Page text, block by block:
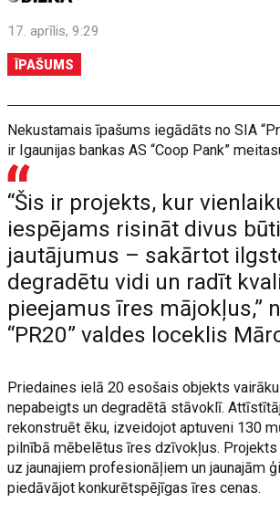
17. aprīlis, 9:29
ĪPAŠUMS
Nekustamais īpašums iegādāts no SIA
ir Igaunijas bankas AS “Coop Pank”
“Šis ir projekts, kur
iespējams risināt divus
jautājumus – sakārtot
degradētu vidi un radīt
pieejamus īres mājokļus,”
“PR20” valdes loceklis
Priedaines ielā 20 esošais objekts
nepabeigts un degradētā stāvoklī.
rekonstruēt ēku, izveidojot aptuveni 130
pilnībā mēbelētus īres dzīvokļus.
uz jaunajiem profesionāļiem un jaunajām
piedāvājot konkurētspējīgas īres cenas.